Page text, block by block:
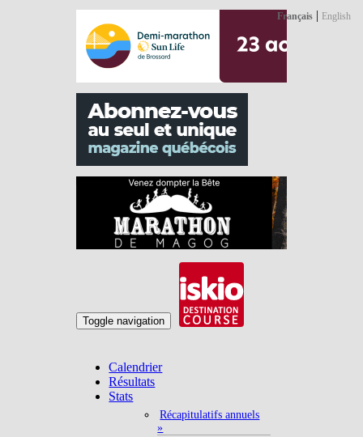
Toggle navigation
Calendrier
Résultats
Stats
Récapitulatifs annuels
»
Français | English